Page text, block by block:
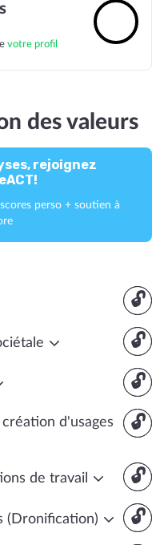
votre profil
des valeurs
rejoignez
perso + soutien à
🔓
🔓
🔓
🔓
d'usages
🔓
de travail
🔓
(Dronification)